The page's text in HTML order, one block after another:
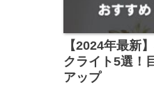
【2024年最新
クライト5選！
アップ